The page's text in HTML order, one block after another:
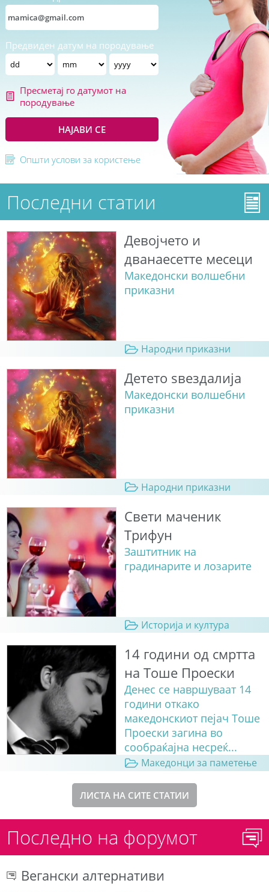
Предвиден датум на породување
Пресметај го датумот на
породување
НАЈАВИ СЕ
Општи услови за користење
Последни статии
Девојчето и
дванаесетте месеци
Македонски волшебни
приказни
Народни приказни
Детето ѕвездалија
Македонски волшебни
приказни
Народни приказни
Свети маченик
Трифун
Заштитник на
градинарите и лозарите
Историја и култура
14 години од смртта
на Тоше Проески
Денес се навршуваат 14
години откако
македонскиот пејач Тоше
Проески загина во
сообраќајна несреќ...
Македонци за паметење
ЛИСТА НА СИТЕ СТАТИИ
Последно на форумот
Вегански алтернативи